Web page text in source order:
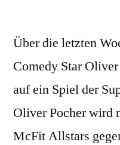
Über die letzten
Comedy Star
auf ein Spiel der
Oliver Pocher wird
McFit Allstars